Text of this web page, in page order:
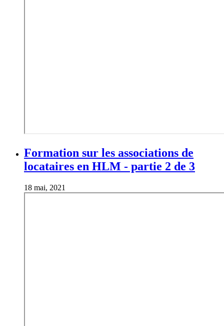
Formation sur les associations de
locataires en HLM - partie 2 de 3
18 mai, 2021